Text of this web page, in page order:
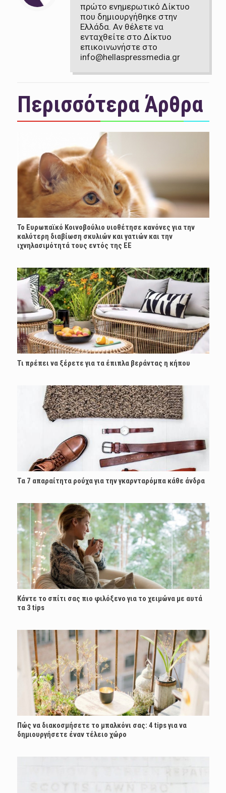
πρώτο ενημερωτικό Δίκτυο
που δημιουργήθηκε στην
Ελλάδα. Αν θέλετε να
ενταχθείτε στο Δίκτυο
επικοινωνήστε στο
info@hellaspressmedia.gr
Περισσότερα Άρθρα
Το Ευρωπαϊκό Κοινοβούλιο υιοθέτησε κανόνες για την
καλύτερη διαβίωση σκυλιών και γατιών και την
ιχνηλασιμότητά τους εντός της ΕΕ
Τι πρέπει να ξέρετε για τα έπιπλα βεράντας η κήπου
Τα 7 απαραίτητα ρούχα για την γκαρνταρόμπα κάθε άνδρα
Κάντε το σπίτι σας πιο φιλόξενο για το χειμώνα με αυτά
τα 3 tips
Πώς να διακοσμήσετε το μπαλκόνι σας: 4 tips για να
δημιουργήσετε έναν τέλειο χώρο